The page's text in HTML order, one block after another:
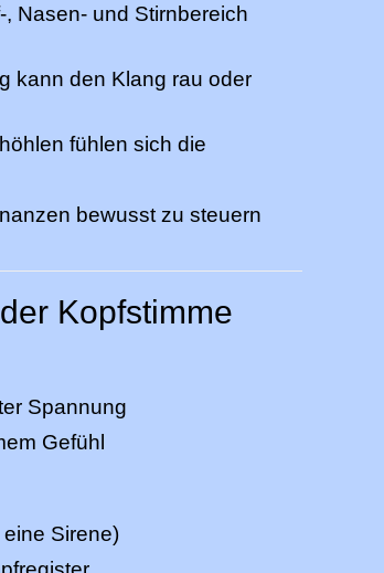
Nasen- und Stirnbereich
kann den Klang rau oder
fühlen sich die
bewusst zu steuern
Kopfstimme
Spannung
Gefühl
Sirene)